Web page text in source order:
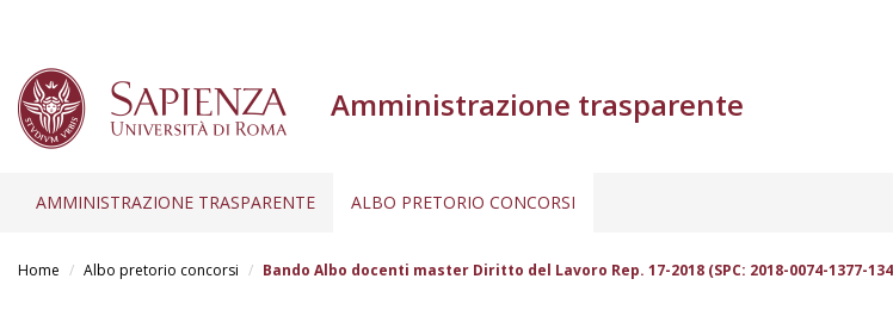
Amministrazione trasparente
AMMINISTRAZIONE TRASPARENTE ALBO PRETORIO CONCORSI
Home Albo pretorio concorsi Bando Albo docenti master Diritto del Lavoro Rep. 17-2018 (SPC: 2018-0074-1377-